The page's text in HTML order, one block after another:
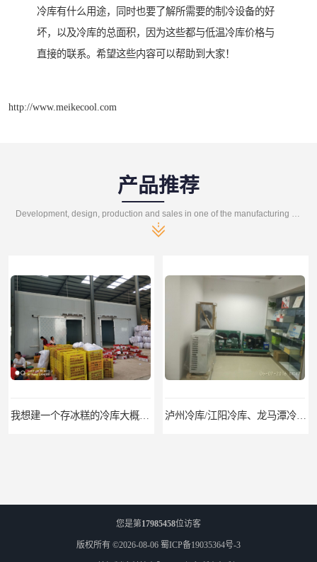
冷库有什么用途，同时也要了解所需要的制冷设备的好
坏，以及冷库的总面积，因为这些都与低温冷库价格与
直接的联系。希望这些内容可以帮助到大家！
http://www.meikecool.com
产品推荐
您是第17985458位访客
版权所有 ©2026-08-06 蜀ICP备19035364号-3